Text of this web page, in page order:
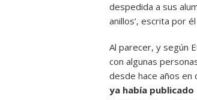
despedida a sus
anillos’, escrita por
Al parecer, y según
con algunas
desde hace años en
ya había